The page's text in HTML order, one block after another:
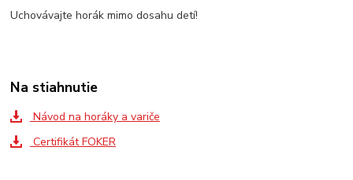
Uchovávajte horák mimo dosahu detí!
Na stiahnutie
Návod na horáky a variče
Certifikát FOKER